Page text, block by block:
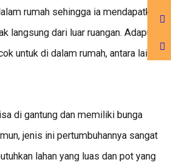
rumah sehingga ia mendapatkan
langsung dari luar ruangan. Adapun
untuk di dalam rumah, antara lain :
di gantung dan memiliki bunga
jenis ini pertumbuhannya sangat
lahan yang luas dan pot yang